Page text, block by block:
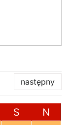
następny
S N